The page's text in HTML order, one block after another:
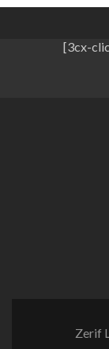
[3cx-
Zerif